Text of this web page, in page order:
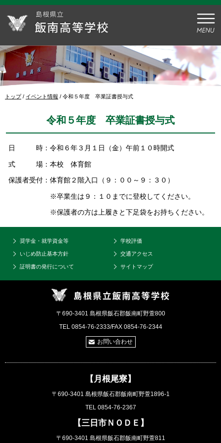
このページの本文へ
現
トップ/ イベント情報 / 令和５年度 卒業証書授与式
令和５年度 卒業証書授与式
日 時：令和６年３月１日（金）午前１０時開式
式 場：本校 体育館
保護者受付：体育館２階入口（９：００～９：３０）
※卒業生は９：１０までに登校してください。
※保護者の方は上履きと下足袋をお持ちください。
奨学金・就学資金等 学校評価
いじめ防止基本方針 交通アクセス
証明書の発行について サイトマップ
〒690-3401 島根県飯石郡飯南町野萱800
TEL 0854-76-2333/FAX 0854-76-2344
お問い合わせ
【月根尾寮】
〒690-3401 島根県飯石郡飯南町野萱1896-1
TEL 0854-76-2367
【三日市ＮＯＤＥ】
〒690-3401 島根県飯石郡飯南町野萱811